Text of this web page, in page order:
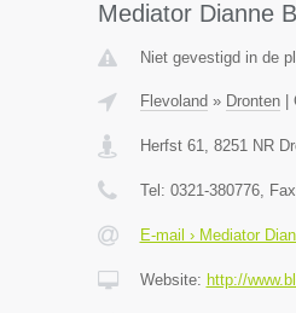
Mediator Dianne
Niet gevestigd in de
Flevoland » Dronten|
Herfst 61, 8251 NR
Tel: 0321-380776,
E-mail › Mediator
Website: http://